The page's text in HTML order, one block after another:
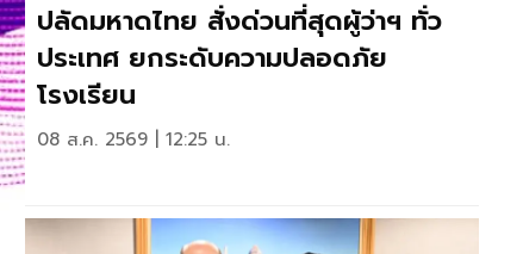
ปลัดมหาดไทย สั่งด่วนที่สุดผู้ว่าฯ ทั่ว
ประเทศ ยกระดับความปลอดภัย
โรงเรียน
08 ส.ค. 2569 | 12:25 น.